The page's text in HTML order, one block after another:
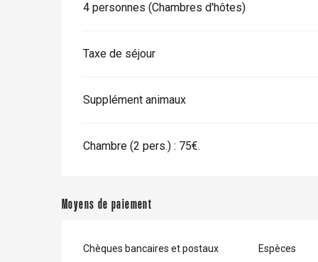
4 personnes (Chambres d'hôtes)
Taxe de séjour
Supplément animaux
Chambre (2 pers.) : 75€.
Moyens de paiement
Chèques bancaires et postaux Espèces